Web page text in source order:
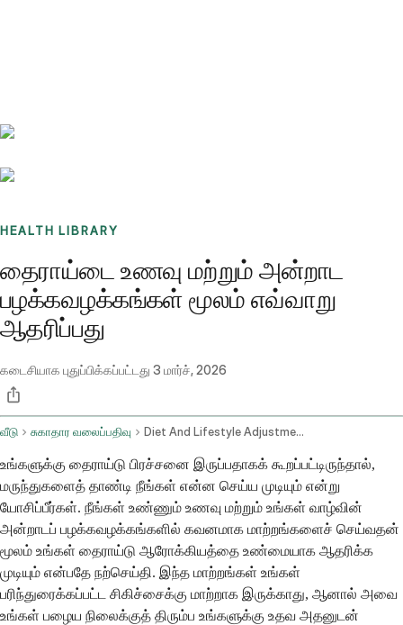
HEALTH LIBRARY
தைராய்டை உணவு மற்றும் அன்றாட
பழக்கவழக்கங்கள் மூலம் எவ்வாறு
ஆதரிப்பது
கடைசியாக புதுப்பிக்கப்பட்டது 3 மார்ச், 2026
வீடு சுகாதார வலைப்பதிவு Diet And Lifestyle Adjustments For Thyroid Conditions
உங்களுக்கு தைராய்டு பிரச்சனை இருப்பதாகக் கூறப்பட்டிருந்தால்,
மருந்துகளைத் தாண்டி நீங்கள் என்ன செய்ய முடியும் என்று
யோசிப்பீர்கள். நீங்கள் உண்ணும் உணவு மற்றும் உங்கள் வாழ்வின்
அன்றாடப் பழக்கவழக்கங்களில் கவனமாக மாற்றங்களைச் செய்வதன்
மூலம் உங்கள் தைராய்டு ஆரோக்கியத்தை உண்மையாக ஆதரிக்க
முடியும் என்பதே நற்செய்தி. இந்த மாற்றங்கள் உங்கள்
பரிந்துரைக்கப்பட்ட சிகிச்சைக்கு மாற்றாக இருக்காது, ஆனால் அவை
உங்கள் பழைய நிலைக்குத் திரும்ப உங்களுக்கு உதவ அதனுடன்